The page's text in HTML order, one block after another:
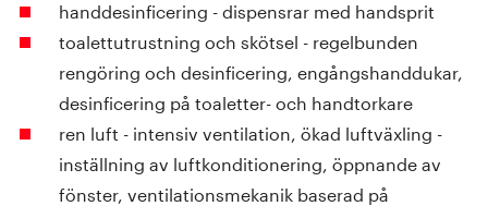
handdesinficering - dispensrar med handsprit
toalettutrustning och skötsel - regelbunden
rengöring och desinficering, engångshanddukar,
desinficering på toaletter- och handtorkare
ren luft - intensiv ventilation, ökad luftväxling -
inställning av luftkonditionering, öppnande av
fönster, ventilationsmekanik baserad på